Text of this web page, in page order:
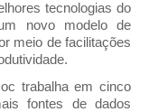
tecnologias do
novo modelo de
meio de facilitações
trabalha em cinco
fontes de dados